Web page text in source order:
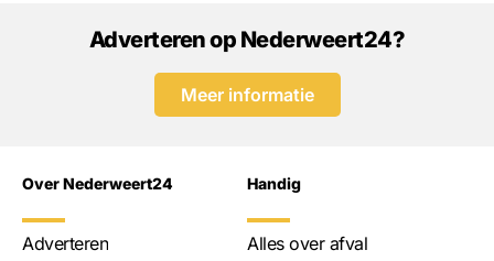
Adverteren op Nederweert24?
Meer informatie
Over Nederweert24
Adverteren
Handig
Alles over afval